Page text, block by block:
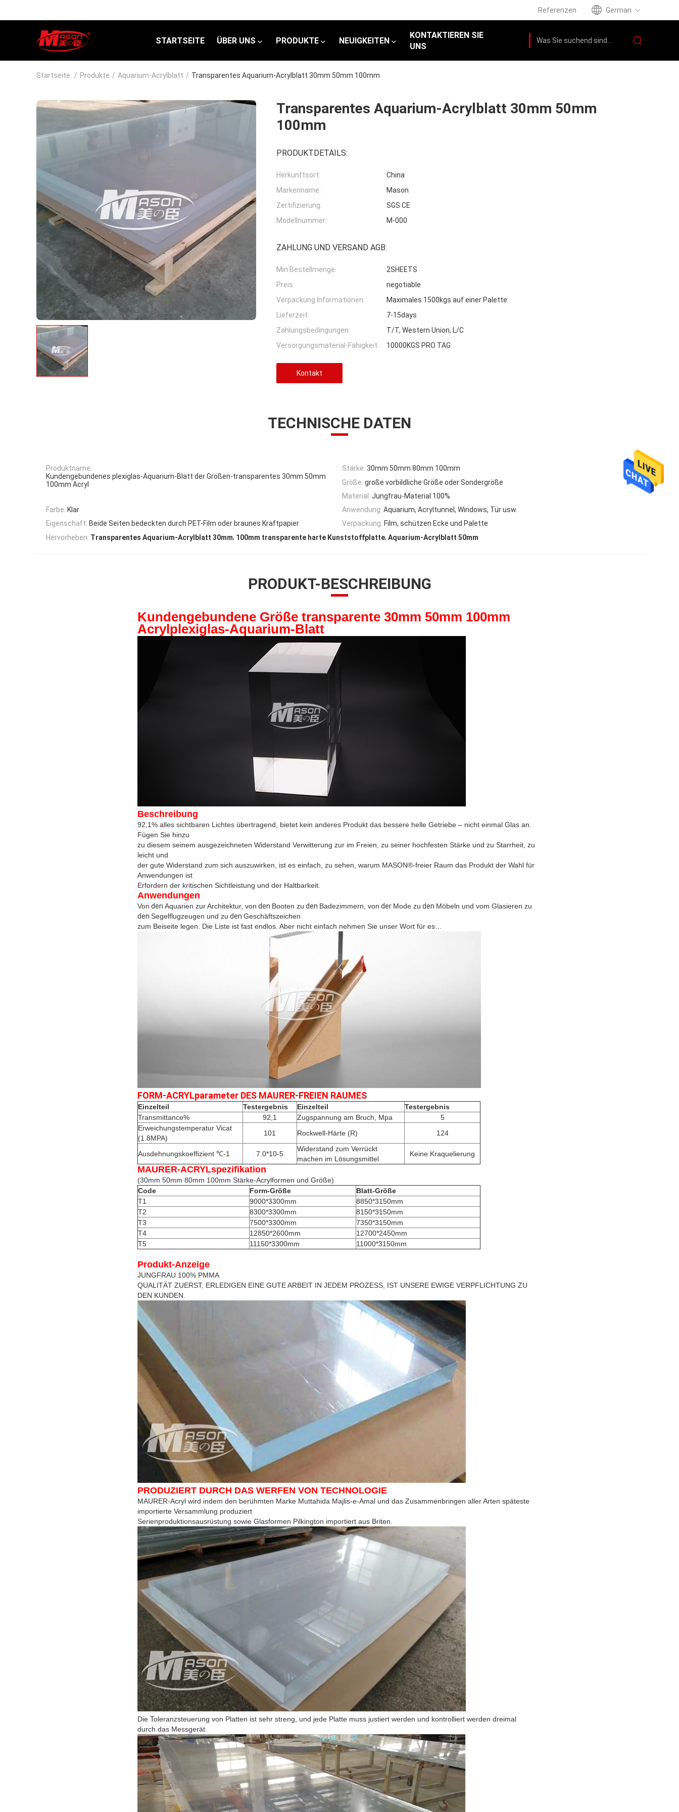
Referenzen German
STARTSEITE ÜBER UNS PRODUKTE NEUIGKEITEN
KONTAKTIEREN SIE
UNS
Startseite / Produkte / Aquarium-Acrylblatt / Transparentes Aquarium-Acrylblatt 30mm 50mm 100mm
Transparentes Aquarium-Acrylblatt 30mm 50mm
100mm
PRODUKTDETAILS:
Herkunftsort:
China
Markenname:
Mason
Zertifizierung:
SGS CE
Modellnummer:
M-000
ZAHLUNG UND VERSAND AGB:
Min Bestellmenge:
2SHEETS
Preis:
negotiable
Verpackung Informationen:
Maximales 1500kgs auf einer Palette
Lieferzeit:
7-15days
Zahlungsbedingungen:
T/T, Western Union, L/C
Versorgungsmaterial-Fähigkeit:
10000KGS PRO TAG
Kontakt
TECHNISCHE DATEN
Produktname:
Kundengebundenes plexiglas-Aquarium-Blatt der Größen-transparentes 30mm 50mm
100mm Acryl
Stärke: 30mm 50mm 80mm 100mm
Größe: große vorbildliche Größe oder Sondergröße
Material: Jungfrau-Material 100%
Farbe: Klar Anwendung: Aquarium, Acryltunnel, Windows, Tür usw.
Eigenschaft: Beide Seiten bedeckten durch PET-Film oder braunes Kraftpapier Verpackung: Film, schützen Ecke und Palette
Hervorheben: Transparentes Aquarium-Acrylblatt 30mm, 100mm transparente harte Kunststoffplatte, Aquarium-Acrylblatt 50mm
PRODUKT-BESCHREIBUNG
Kundengebundene Größe transparente 30mm 50mm 100mm
Acrylplexiglas-Aquarium-Blatt
Beschreibung
92,1% alles sichtbaren Lichtes übertragend, bietet kein anderes Produkt das bessere helle Getriebe – nicht einmal Glas an.
Fügen Sie hinzu
zu diesem seinem ausgezeichneten Widerstand Verwitterung zur im Freien, zu seiner hochfesten Stärke und zu Starrheit, zu
leicht und
der gute Widerstand zum sich auszuwirken, ist es einfach, zu sehen, warum MASON®-freier Raum das Produkt der Wahl für
Anwendungen ist
Erfordern der kritischen Sichtleistung und der Haltbarkeit.
Anwendungen
Von den Aquarien zur Architektur, von den Booten zu den Badezimmern, von der Mode zu den Möbeln und vom Glasieren zu
den Segelflugzeugen und zu den Geschäftszeichen
zum Beiseite legen. Die Liste ist fast endlos. Aber nicht einfach nehmen Sie unser Wort für es…
FORM-ACRYLparameter DES MAURER-FREIEN RAUMES
Einzelteil Testergebnis Einzelteil
Testergebnis
Transmittance%
92,1 Zugspannung am Bruch, Mpa
5
Erweichungstemperatur Vicat
(1.8MPA)
101 Rockwell-Härte (R) 124
Ausdehnungskoeffizient ℃-1 7.0*10-5
Widerstand zum Verrückt
machen im Lösungsmittel
Keine Kraquelierung
MAURER-ACRYLspezifikation
(30mm 50mm 80mm 100mm Stärke-Acrylformen und Größe)
Code
Form-Größe
Blatt-Größe
T1
9000*3300mm
8850*3150mm
T2
8300*3300mm
8150*3150mm
T3
7500*3300mm
7350*3150mm
T4
12850*2600mm
12700*2450mm
T5
11150*3300mm 11000*3150mm
Produkt-Anzeige
JUNGFRAU 100% PMMA
QUALITÄT ZUERST, ERLEDIGEN EINE GUTE ARBEIT IN JEDEM PROZESS, IST UNSERE EWIGE VERPFLICHTUNG ZU
DEN KUNDEN.
PRODUZIERT DURCH DAS WERFEN VON TECHNOLOGIE
MAURER-Acryl wird indem den berühmten Marke Muttahida Majlis-e-Amal und das Zusammenbringen aller Arten späteste
importierte Versammlung produziert
Serienproduktionsausrüstung sowie Glasformen Pilkington importiert aus Briten.
Die Toleranzsteuerung von Platten ist sehr streng, und jede Platte muss justiert werden und kontrolliert werden dreimal
durch das Messgerät.